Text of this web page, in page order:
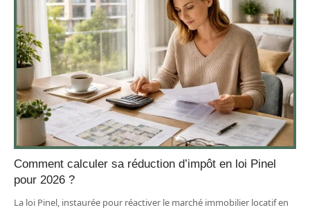
Comment calculer sa réduction d’impôt en loi Pinel
pour 2026 ?
La loi Pinel, instaurée pour réactiver le marché immobilier locatif en